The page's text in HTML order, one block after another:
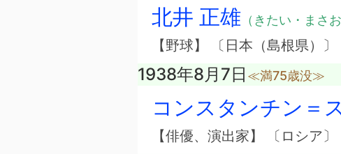
北井 正雄 （きたい・まさお
【野球】 〔日本（島根県）〕
1938年8月7日 ≪満75歳没≫
コンスタンチン＝
【俳優、演出家】 〔ロシア〕